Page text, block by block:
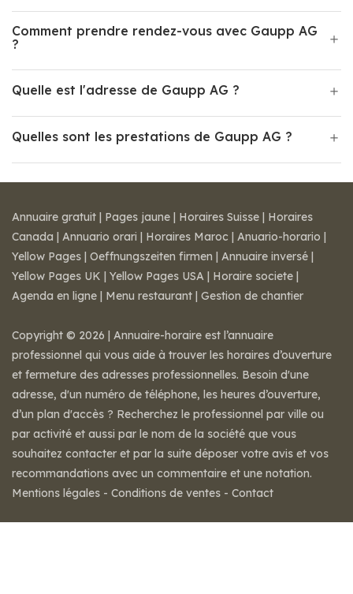
Comment prendre rendez-vous avec Gaupp AG
?
Quelle est l'adresse de Gaupp AG ?
Quelles sont les prestations de Gaupp AG ?
Annuaire gratuit | Pages jaune | Horaires Suisse | Horaires
Canada | Annuario orari | Horaires Maroc | Anuario-horario |
Yellow Pages | Oeffnungszeiten firmen | Annuaire inversé |
Yellow Pages UK | Yellow Pages USA | Horaire societe |
Agenda en ligne | Menu restaurant | Gestion de chantier
Copyright © 2026 | Annuaire-horaire est l’annuaire
professionnel qui vous aide à trouver les horaires d’ouverture
et fermeture des adresses professionnelles. Besoin d'une
adresse, d'un numéro de téléphone, les heures d’ouverture,
d’un plan d'accès ? Recherchez le professionnel par ville ou
par activité et aussi par le nom de la société que vous
souhaitez contacter et par la suite déposer votre avis et vos
recommandations avec un commentaire et une notation.
Mentions légales - Conditions de ventes - Contact